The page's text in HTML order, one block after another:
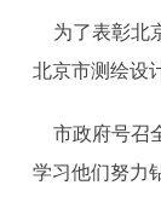
为了表彰北
北京市测绘设
市政府号召
学习他们努力